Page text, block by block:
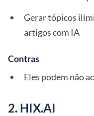
Gerar tópicos
artigos com IA
Contras
Eles podem não
2. HIX.AI